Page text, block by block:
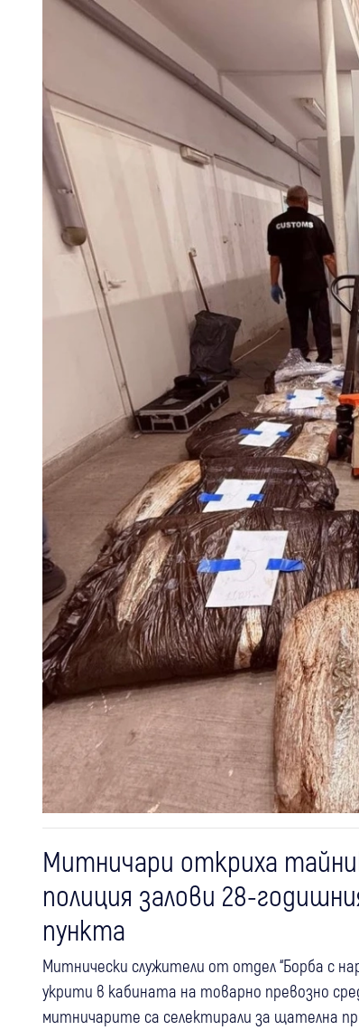
Митничари откриха
полиция залови 28-
пункта
Митнически служители от отдел “Борба с
укрити в кабината на товарно превозно
митничарите са селектирали за щателна